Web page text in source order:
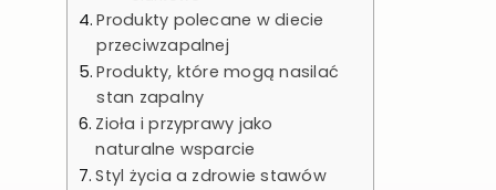
Produkty polecane w diecie
przeciwzapalnej
Produkty, które mogą nasilać
stan zapalny
Zioła i przyprawy jako
naturalne wsparcie
Styl życia a zdrowie stawów